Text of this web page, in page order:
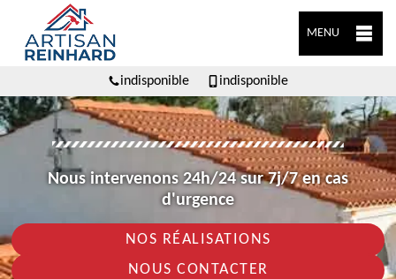
MENU
indisponible indisponible
Nous intervenons 24h/24 sur 7j/7 en cas
d'urgence
NOS RÉALISATIONS
NOUS CONTACTER